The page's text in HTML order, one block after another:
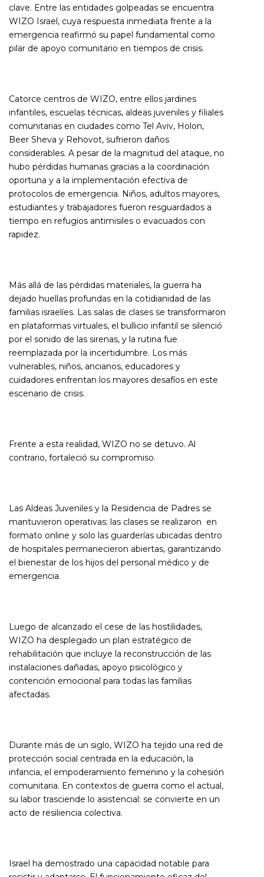
clave. Entre las entidades golpeadas se encuentra
WIZO Israel, cuya respuesta inmediata frente a la
emergencia reafirmó su papel fundamental como
pilar de apoyo comunitario en tiempos de crisis.
Catorce centros de WIZO, entre ellos jardines
infantiles, escuelas técnicas, aldeas juveniles y filiales
comunitarias en ciudades como Tel Aviv, Holon,
Beer Sheva y Rehovot, sufrieron daños
considerables. A pesar de la magnitud del ataque, no
hubo pérdidas humanas gracias a la coordinación
oportuna y a la implementación efectiva de
protocolos de emergencia. Niños, adultos mayores,
estudiantes y trabajadores fueron resguardados a
tiempo en refugios antimisiles o evacuados con
rapidez.
Más allá de las pérdidas materiales, la guerra ha
dejado huellas profundas en la cotidianidad de las
familias israelíes. Las salas de clases se transformaron
en plataformas virtuales, el bullicio infantil se silenció
por el sonido de las sirenas, y la rutina fue
reemplazada por la incertidumbre. Los más
vulnerables, niños, ancianos, educadores y
cuidadores enfrentan los mayores desafíos en este
escenario de crisis.
Frente a esta realidad, WIZO no se detuvo. Al
contrario, fortaleció su compromiso.
Las Aldeas Juveniles y la Residencia de Padres se
mantuvieron operativas; las clases se realizaron en
formato online y solo las guarderías ubicadas dentro
de hospitales permanecieron abiertas, garantizando
el bienestar de los hijos del personal médico y de
emergencia.
Luego de alcanzado el cese de las hostilidades,
WIZO ha desplegado un plan estratégico de
rehabilitación que incluye la reconstrucción de las
instalaciones dañadas, apoyo psicológico y
contención emocional para todas las familias
afectadas.
Durante más de un siglo, WIZO ha tejido una red de
protección social centrada en la educación, la
infancia, el empoderamiento femenino y la cohesión
comunitaria. En contextos de guerra como el actual,
su labor trasciende lo asistencial: se convierte en un
acto de resiliencia colectiva.
Israel ha demostrado una capacidad notable para